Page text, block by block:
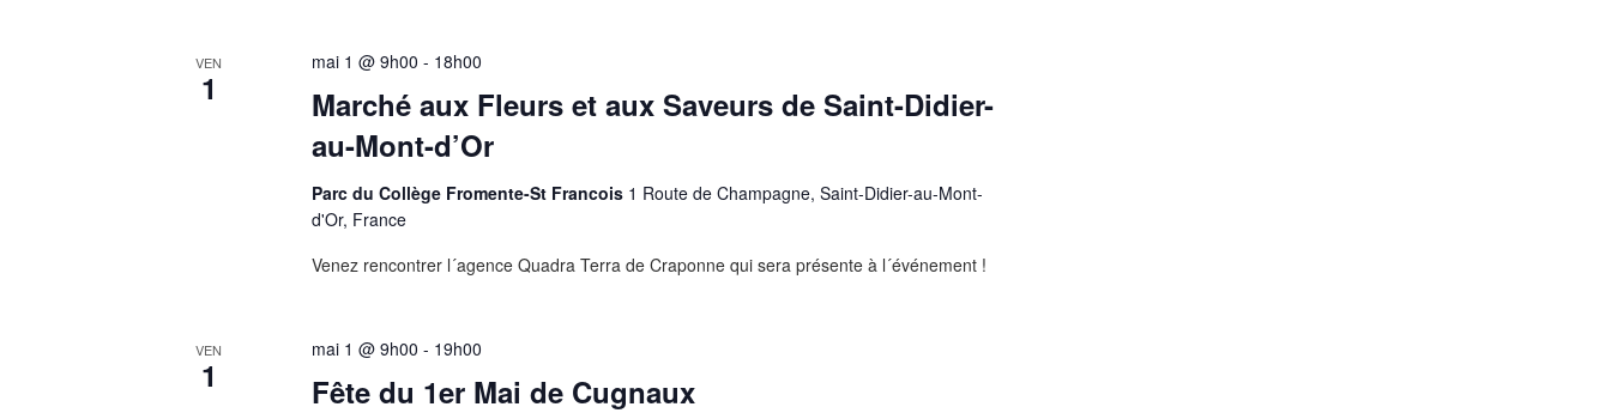
VEN
1
Marché aux Fleurs et aux Saveurs de Saint-Didier-
au-Mont-d’Or
mai 1 @ 9h00 - 18h00
Parc du Collège Fromente-St Francois 1 Route de Champagne, Saint-Didier-au-Mont-
d'Or, France
Venez rencontrer l´agence Quadra Terra de Craponne qui sera présente à l´événement !
VEN
1 Fête du 1er Mai de Cugnaux
mai 1 @ 9h00 - 19h00